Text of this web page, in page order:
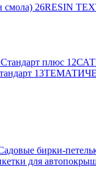
смола) 26RESIN
плюс 12
13
бирки-
для